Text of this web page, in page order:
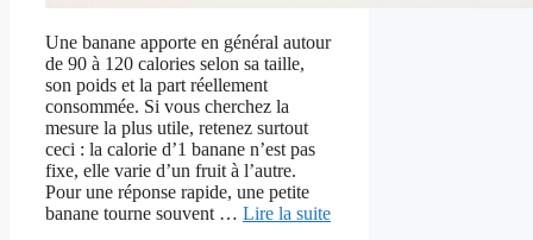
Une banane apporte en général autour
de 90 à 120 calories selon sa taille,
son poids et la part réellement
consommée. Si vous cherchez la
mesure la plus utile, retenez surtout
ceci : la calorie d’1 banane n’est pas
fixe, elle varie d’un fruit à l’autre.
Pour une réponse rapide, une petite
banane tourne souvent … Lire la suite